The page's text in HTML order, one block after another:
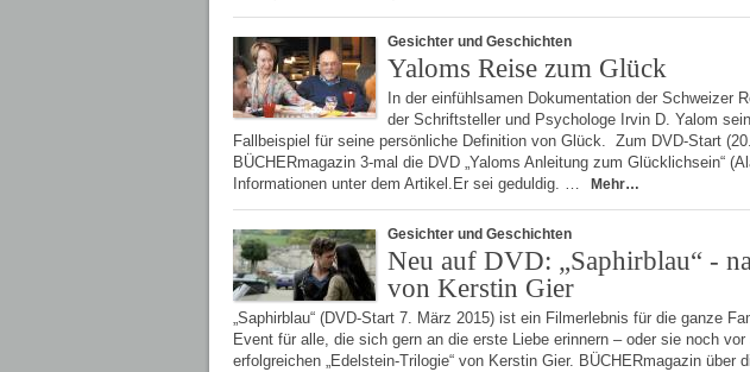
Gesichter und Geschichten
Yaloms Reise zum Glück
In der einfühlsamen Dokumentation der Schweizer
der Schriftsteller und Psychologe Irvin D. Yalom
Fallbeispiel für seine persönliche Definition von Glück. Zum DVD-Start
BÜCHERmagazin 3-mal die DVD „Yaloms Anleitung zum Glücklichsein“
Informationen unter dem Artikel.Er sei geduldig. …
Mehr…
Gesichter und Geschichten
Neu auf DVD: „Saphirblau“ -
von Kerstin Gier
„Saphirblau“ (DVD-Start 7. März 2015) ist ein Filmerlebnis für die ganze
Event für alle, die sich gern an die erste Liebe erinnern – oder sie noch
erfolgreichen „Edelstein-Trilogie“ von Kerstin Gier. BÜCHERmagazin über